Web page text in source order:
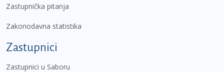
Zastupnička pitanja
Zakonodavna statistika
Zastupnici
Zastupnici u Saboru